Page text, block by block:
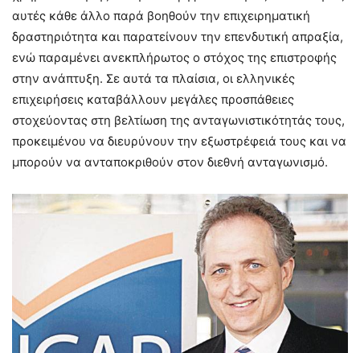
αυτές κάθε άλλο παρά βοηθούν την επιχειρηματική
δραστηριότητα και παρατείνουν την επενδυτική απραξία,
ενώ παραμένει ανεκπλήρωτος ο στόχος της επιστροφής
στην ανάπτυξη. Σε αυτά τα πλαίσια, οι ελληνικές
επιχειρήσεις καταβάλλουν μεγάλες προσπάθειες
στοχεύοντας στη βελτίωση της ανταγωνιστικότητάς τους,
προκειμένου να διευρύνουν την εξωστρέφειά τους και να
μπορούν να ανταποκριθούν στον διεθνή ανταγωνισμό.